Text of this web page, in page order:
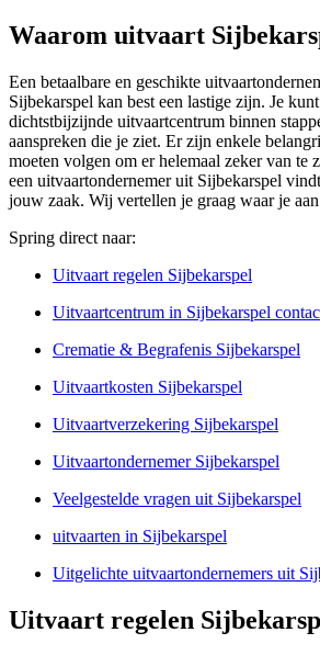
Waarom uitvaart
Een betaalbare en geschikte
Sijbekarspel kan best een lastige zijn. Je
dichtstbijzijnde uitvaartcentrum binnen
aanspreken die je ziet. Er zijn enkele
moeten volgen om er helemaal zeker van te
een uitvaartondernemer uit Sijbekarspel
jouw zaak. Wij vertellen je graag waar je
Spring direct naar:
Uitvaart regelen Sijbekarspel
Uitvaartcentrum in Sijbekarspel
Crematie & Begrafenis Sijbekarspel
Uitvaartkosten Sijbekarspel
Uitvaartverzekering Sijbekarspel
Uitvaartondernemer Sijbekarspel
Veelgestelde vragen uit Sijbekarspel
uitvaarten in Sijbekarspel
Uitgelichte uitvaartondernemers uit
Uitvaart regelen